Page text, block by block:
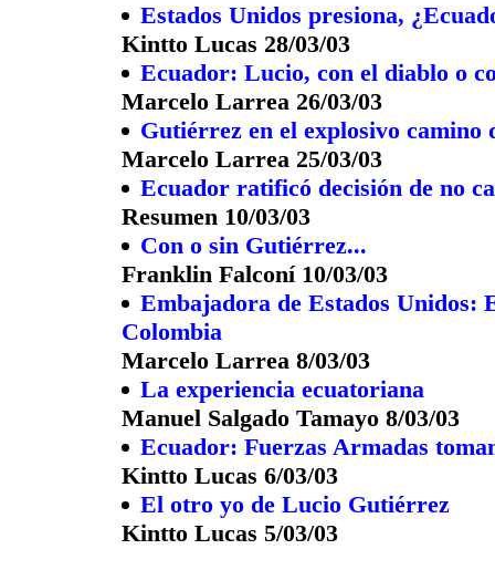
Estados Unidos presiona,
Kintto Lucas 28/03/03
Ecuador: Lucio, con el diablo o
Marcelo Larrea 26/03/03
Gutiérrez en el explosivo camino
Marcelo Larrea 25/03/03
Ecuador ratificó decisión de no
Resumen 10/03/03
Con o sin Gutiérrez...
Franklin Falconí 10/03/03
Embajadora de Estados Unidos:
Colombia
Marcelo Larrea 8/03/03
La experiencia ecuatoriana
Manuel Salgado Tamayo 8/03/03
Ecuador: Fuerzas Armadas
Kintto Lucas 6/03/03
El otro yo de Lucio Gutiérrez
Kintto Lucas 5/03/03